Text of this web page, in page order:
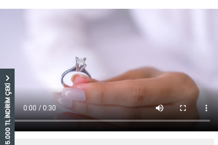
5.000 TL İNDİRİM ÇEKİ